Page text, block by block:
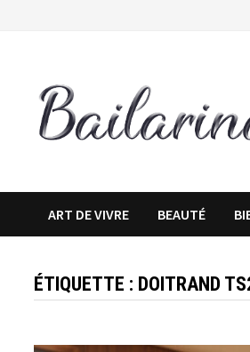
ART DE VIVRE BEAUTÉ
ÉTIQUETTE : DOITRAND